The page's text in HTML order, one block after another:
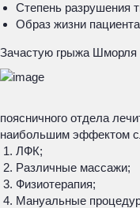
Степень разрушения
Образ жизни
Зачастую грыжа Шморля
поясничного отдела
наибольшим эффектом
ЛФК;
Различные массажи;
Физиотерапия;
Мануальные